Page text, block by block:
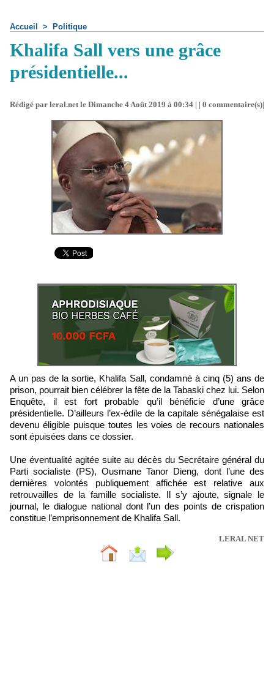
Accueil > Politique
Khalifa Sall vers une grâce
présidentielle...
Rédigé par leral.net le Dimanche 4 Août 2019 à 00:34 | | 0 commentaire(s)|
A un pas de la sortie, Khalifa Sall, condamné à cinq (5) ans de
prison, pourrait bien célébrer la fête de la Tabaski chez lui. Selon
Enquête, il est fort probable qu’il bénéficie d’une grâce
présidentielle. D’ailleurs l’ex-édile de la capitale sénégalaise est
devenu éligible puisque toutes les voies de recours nationales
sont épuisées dans ce dossier.
Une éventualité agitée suite au décès du Secrétaire général du
Parti socialiste (PS), Ousmane Tanor Dieng, dont l’une des
dernières volontés publiquement affichée est relative aux
retrouvailles de la famille socialiste. Il s’y ajoute, signale le
journal, le dialogue national dont l’un des points de crispation
constitue l’emprisonnement de Khalifa Sall.
LERAL NET